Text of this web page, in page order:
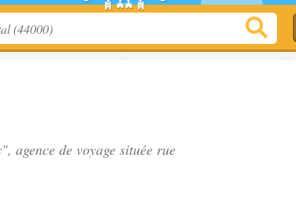
agence de voyage située rue